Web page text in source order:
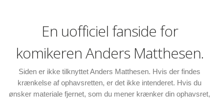
En uofficiel fanside for
komikeren Anders Matthesen.
Siden er ikke tilknyttet Anders Matthesen. Hvis der findes
krænkelse af ophavsretten, er det ikke intenderet. Hvis du
ønsker materiale fjernet, som du mener krænker din ophavsret,